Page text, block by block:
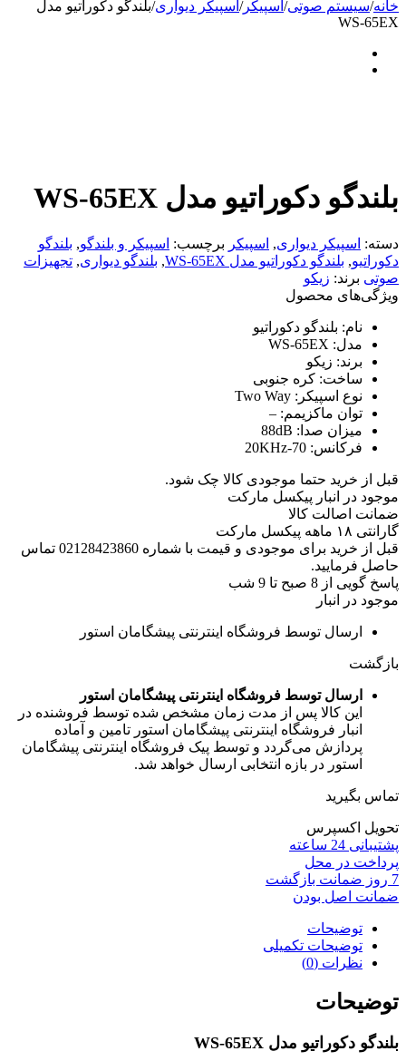
خانه/سیستم صوتی/ اسپیکر/ اسپیکر دیواری/بلندگو دکوراتیو مدل
WS-65EX
بلندگو دکوراتیو مدل WS-65EX
دسته: اسپیکر دیواری, اسپیکر برچسب: اسپیکر و بلندگو, بلندگو
دکوراتیو, بلندگو دکوراتیو مدل WS-65EX , بلندگو دیواری, تجهیزات
صوتی برند: زیکو
ویژگی‌های محصول
نام: بلندگو دکوراتیو
مدل: WS-65EX
برند: زیکو
ساخت: کره جنوبی
نوع اسپیکر: Two Way
توان ماکزیمم: –
میزان صدا: 88dB
فرکانس: 70-20KHz
قبل از خرید حتما موجودی کالا چک شود.
موجود در انبار پیکسل مارکت
ضمانت اصالت کالا
گارانتی ۱۸ ماهه پیکسل مارکت
قبل از خرید برای موجودی و قیمت با شماره 02128423860 تماس
حاصل فرمایید.
پاسخ گویی از 8 صبح تا 9 شب
موجود در انبار
ارسال توسط فروشگاه اینترنتی پیشگامان استور
بازگشت
ارسال توسط فروشگاه اینترنتی پیشگامان استور
این کالا پس از مدت زمان مشخص شده توسط فروشنده در
انبار فروشگاه اینترنتی پیشگامان استور تامین و آماده
پردازش می‌گردد و توسط پیک فروشگاه اینترنتی پیشگامان
استور در بازه انتخابی ارسال خواهد شد.
تماس بگیرید
تحویل اکسپرس
پشتیبانی 24 ساعته
پرداخت در محل
7 روز ضمانت بازگشت
ضمانت اصل بودن
توضیحات
توضیحات تکمیلی
نظرات (0)
توضیحات
بلندگو دکوراتیو مدل WS-65EX